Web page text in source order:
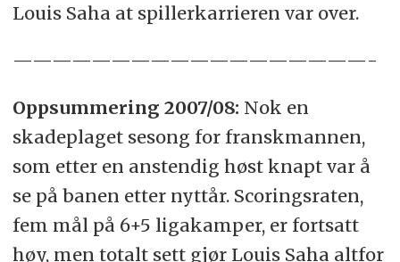
Louis Saha at spillerkarrieren var over.
——————————————————-
Oppsummering 2007/08: Nok en
skadeplaget sesong for franskmannen,
som etter en anstendig høst knapt var å
se på banen etter nyttår. Scoringsraten,
fem mål på 6+5 ligakamper, er fortsatt
høy, men totalt sett gjør Louis Saha altfor